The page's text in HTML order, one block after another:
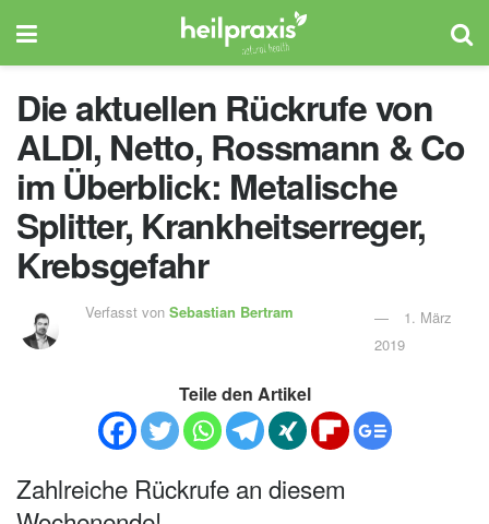
Die aktuellen Rückrufe von
ALDI, Netto, Rossmann & Co
im Überblick: Metalische
Splitter, Krankheitserreger,
Krebsgefahr
Verfasst von Sebastian Bertram
1. März
2019
Teile den Artikel
Zahlreiche Rückrufe an diesem